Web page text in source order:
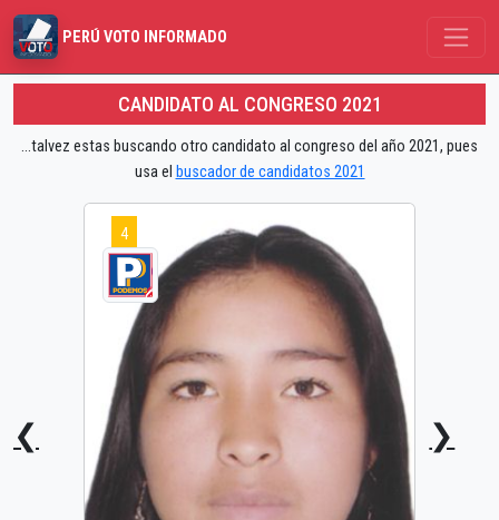
PERÚ VOTO INFORMADO
CANDIDATO AL CONGRESO 2021
...talvez estas buscando otro candidato al congreso del año 2021, pues
usa el buscador de candidatos 2021
❮
4
❯